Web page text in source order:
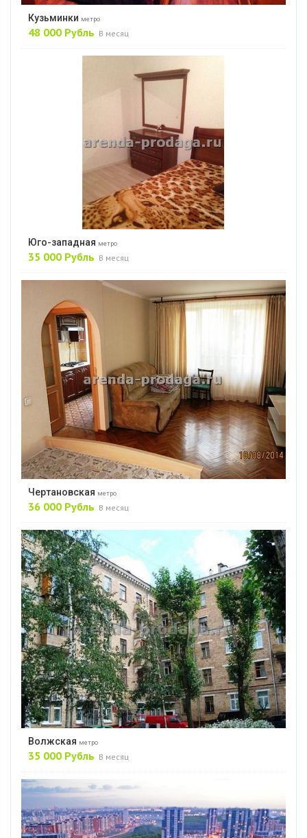
Кузьминки метро
48 000 Рубль В месяц
Юго-западная метро
35 000 Рубль В месяц
Чертановская метро
36 000 Рубль В месяц
Волжская метро
35 000 Рубль В месяц